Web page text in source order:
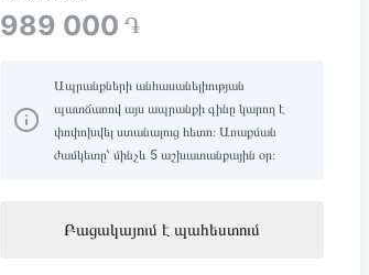
989 000 ֏
Ապրանքների անհասանելիության
պատճառով այս ապրանքի գինը կարող է
փոփոխվել ստանալուց հետո։ Առաքման
ժամկետը՝ մինչև 5 աշխատանքային օր։
Բացակայում է պահեստում